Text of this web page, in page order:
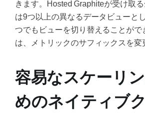
きます。Hosted Graphiteが受け取
は9つ以上の異なるデータビューと
つでもビューを切り替えることがで
は、メトリックのサフィックスを変
容易なスケーリ
めのネイティブ